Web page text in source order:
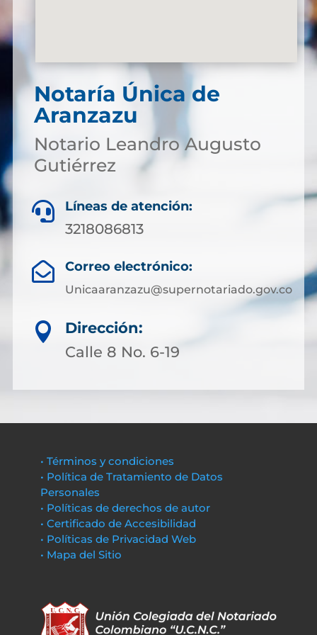
Notaría Única de
Aranzazu
Notario Leandro Augusto
Gutiérrez
 Líneas de atención:
3218086813
 Correo electrónico:
Unicaaranzazu@supernotariado.gov.co

Dirección:
Calle 8 No. 6-19
• Términos y condiciones
• Política de Tratamiento de Datos
Personales
• Políticas de derechos de autor
• Certificado de Accesibilidad
• Políticas de Privacidad Web
• Mapa del Sitio